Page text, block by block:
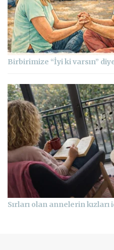
Birbirimize “İyi ki varsın”
Sırları olan annelerin kızları